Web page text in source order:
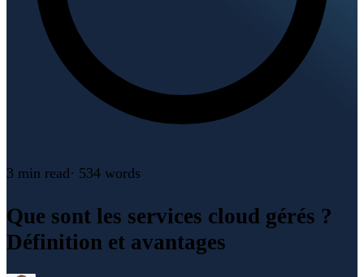
3 min read· 534 words
Que sont les services cloud gérés ?
Définition et avantages